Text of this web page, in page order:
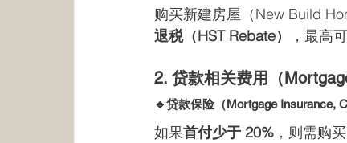
购买新建房屋（New Build
退税（HST Rebate）
，最高
2. 贷款相关费用（
🔹贷款保险（Mortgage Insurance,
如果首付少于 20% ，则需购买